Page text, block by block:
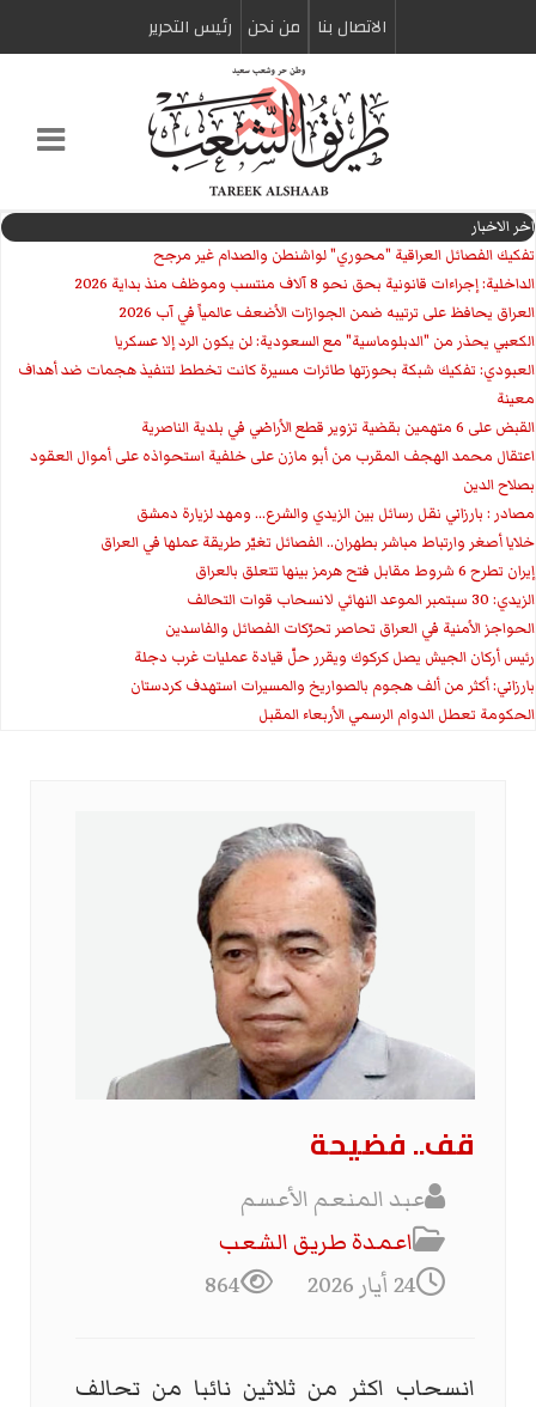
الاتصال بنا من نحن رئیس التحریر
اخر الاخبار
تفكيك الفصائل العراقية "محوري" لواشنطن والصدام غير مرجح
الداخلية: إجراءات قانونية بحق نحو 8 آلاف منتسب وموظف منذ بداية 2026
العراق يحافظ على ترتيبه ضمن الجوازات الأضعف عالمياً في آب 2026
الكعبي يحذر من "الدبلوماسية" مع السعودية: لن يكون الرد إلا عسكريا
العبودي: تفكيك شبكة بحوزتها طائرات مسيرة كانت تخطط لتنفيذ هجمات ضد أهداف
معينة
القبض على 6 متهمين بقضية تزوير قطع الأراضي في بلدية الناصرية
اعتقال محمد الهجف المقرب من أبو مازن على خلفية استحواذه على أموال العقود
بصلاح الدين
مصادر : بارزاني نقل رسائل بين الزيدي والشرع... ومهد لزيارة دمشق
خلايا أصغر وارتباط مباشر بطهران.. الفصائل تغيّر طريقة عملها في العراق
إيران تطرح 6 شروط مقابل فتح هرمز بينها تتعلق بالعراق
الزيدي: 30 سبتمبر الموعد النهائي لانسحاب قوات التحالف
الحواجز الأمنية في العراق تحاصر تحرّكات الفصائل والفاسدين
رئيس أركان الجيش يصل كركوك ويقرر حلّ قيادة عمليات غرب دجلة
بارزاني: أكثر من ألف هجوم بالصواريخ والمسيرات استهدف كردستان
الحكومة تعطل الدوام الرسمي الأربعاء المقبل
قف.. فضيحة
عبد المنعم الأعسم
اعمدة طريق الشعب
24 أيار 2026
864
انسحاب اكثر من ثلاثين نائبا من تحالف